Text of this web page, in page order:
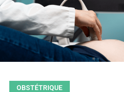
OBSTÉTRIQUE